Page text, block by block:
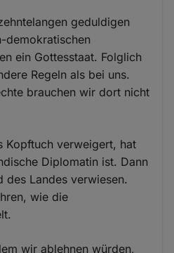
geduldigen
demokratischen
ein Gottesstaat. Folglich
Regeln als bei uns.
brauchen wir dort nicht
Kopftuch verweigert, hat
Diplomatin ist. Dann
des Landes verwiesen.
wie die
wir ablehnen würden,